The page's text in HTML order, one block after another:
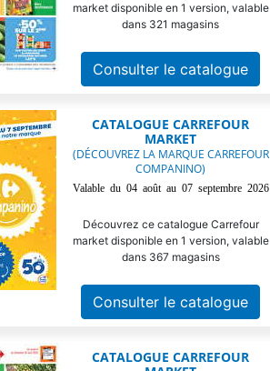
market disponible en 1 version, valable
dans 321 magasins
Consulter le catalogue
CATALOGUE CARREFOUR
MARKET
(DÉCOUVREZ LA MARQUE CARREFOUR
COMPANINO)
Valable du 04 août au 07 septembre 2026
Découvrez ce catalogue Carrefour
market disponible en 1 version, valable
dans 367 magasins
Consulter le catalogue
CATALOGUE CARREFOUR